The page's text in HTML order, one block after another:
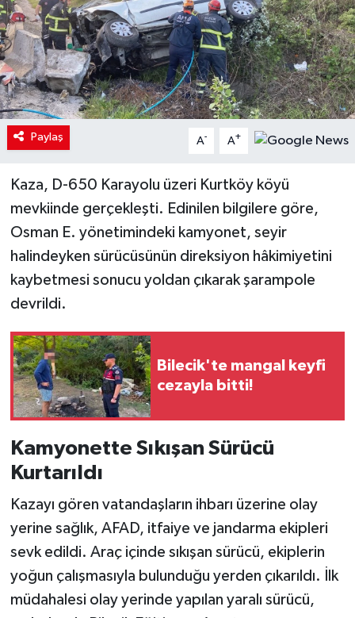
Paylaş A- A+
Kaza, D-650 Karayolu üzeri Kurtköy köyü
mevkiinde gerçekleşti. Edinilen bilgilere göre,
Osman E. yönetimindeki kamyonet, seyir
halindeyken sürücüsünün direksiyon hâkimiyetini
kaybetmesi sonucu yoldan çıkarak şarampole
devrildi.
Bilecik'te mangal keyfi
cezayla bitti!
Kamyonette Sıkışan Sürücü
Kurtarıldı
Kazayı gören vatandaşların ihbarı üzerine olay
yerine sağlık, AFAD, itfaiye ve jandarma ekipleri
sevk edildi. Araç içinde sıkışan sürücü, ekiplerin
yoğun çalışmasıyla bulunduğu yerden çıkarıldı. İlk
müdahalesi olay yerinde yapılan yaralı sürücü,